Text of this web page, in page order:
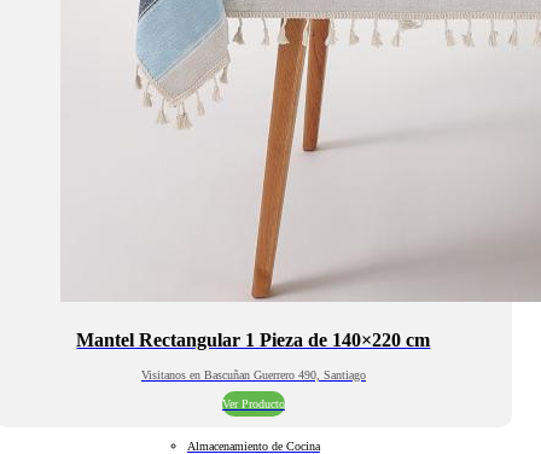
Mantel Rectangular 1 Pieza de 140×220 cm
Visitanos en Bascuñan Guerrero 490, Santiago
Ver Producto
Almacenamiento de Cocina